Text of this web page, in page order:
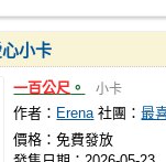
心小卡
一百公尺 。 小卡
作者： Erena 社團：最
價格：免費發放